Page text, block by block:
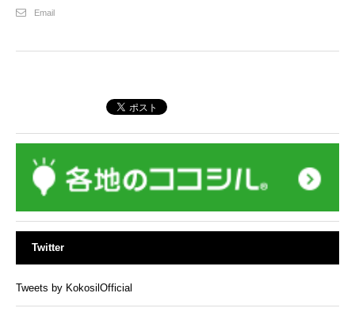
Email
Twitter
Tweets by KokosilOfficial